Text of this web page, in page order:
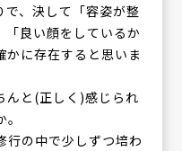
で、決して「容姿が整
「良い顔をしているか
に存在すると思いま
んと(正しく)感じられ
の中で少しずつ培わ